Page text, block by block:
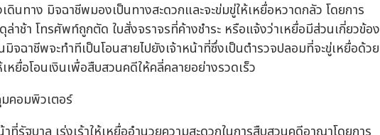
นทาง มิจฉาชีพมองเป็นทางสะดวกและจะข่มขู่ให้เหยื่อหวาดกลัว โดยการ
าช้า โทรศัพท์ถูกตัด ใบสั่งจราจรที่ค้างชำระ หรือแจ้งว่าเหยื่อมีส่วนเกี่ยวข้อง
จฉาชีพจะทำทีเป็นโอนสายไปยังเจ้าหน้าที่ซึ่งเป็นตำรวจปลอมที่จะขู่เหยื่อด้วย
ยื่อโอนเงินเพื่อสืบสวนคดีให้คลี่คลายอย่างรวดเร็ว
คอมพิวเตอร์